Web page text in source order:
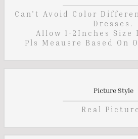
Can't Avoid Color
Dresses.
Allow 1-2Inches Size
Pls Meausre Based On
Picture Style
Real